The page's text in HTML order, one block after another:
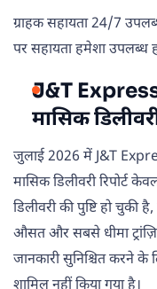
ग्राहक सहायता 24/7
पर सहायता हमेशा उपलब्ध
J&T
मासिक
जुलाई 2026 में J&T
मासिक डिलीवरी रिपोर्ट
डिलीवरी की पुष्टि हो
औसत और सबसे धीमा
जानकारी सुनिश्चित करने के